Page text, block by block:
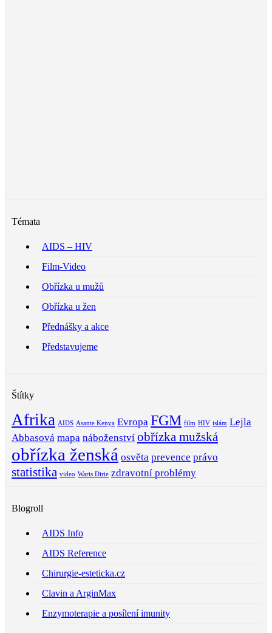
Témata
AIDS – HIV
Film-Video
Obřízka u mužů
Obřízka u žen
Přednášky a akce
Představujeme
Štítky
Afrika AIDS Asante Kenya Evropa FGM film HIV islám Lejla
Abbasová mapa náboženství obřízka mužská
obřízka ženská osvěta prevence právo
statistika video Waris Dirie zdravotní problémy
Blogroll
AIDS Info
AIDS Reference
Chirurgie-esteticka.cz
Clavin a ArginMax
Enzymoterapie a posílení imunity